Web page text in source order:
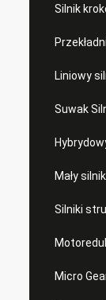
Silnik
Liniowy
Suwak
Mały
Silniki
Micro